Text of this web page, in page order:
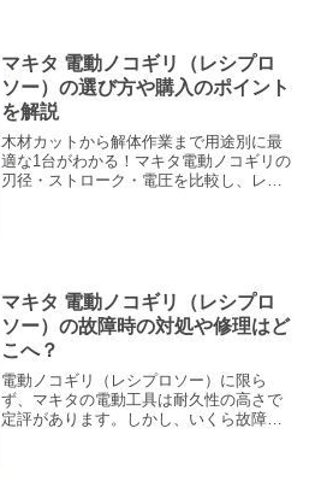
マキタ 電動ノコギリ（レシプロ
ソー）の選び方や購入のポイント
を解説
木材カットから解体作業まで用途別に最
適な1台がわかる！マキタ電動ノコギリの
刃径・ストローク・電圧を比較し、レシ
マキタ 電動ノコギリ（レシプロ
ソー）の故障時の対処や修理はど
こへ？
電動ノコギリ（レシプロソー）に限ら
ず、マキタの電動工具は耐久性の高さで
定評があります。しかし、いくら故障し